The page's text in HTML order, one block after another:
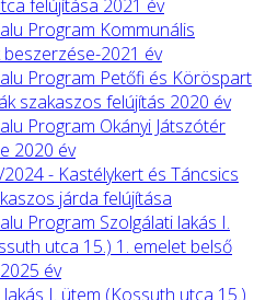
felújítása 2021 év
Program Kommunális
2021 év
Program Petőfi és Köröspart
szakaszos felújítás 2020 év
Program Okányi Játszótér
2020 év
2024 - Kastélykert és Táncsics
járda felújítása
Program Szolgálati lakás I.
utca 15.) 1. emelet belső
év
lakás I. ütem (Kossuth utca 15.)